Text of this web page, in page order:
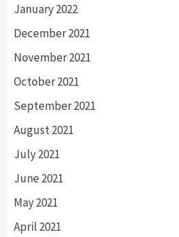
January 2022
December 2021
November 2021
October 2021
September 2021
August 2021
July 2021
June 2021
May 2021
April 2021